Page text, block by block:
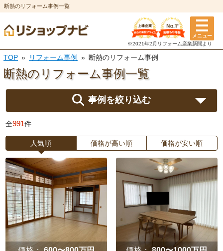
断熱のリフォーム事例一覧
メニュー
※2021年2月リフォーム産業新聞より
TOP リフォーム事例 断熱のリフォーム事例
断熱のリフォーム事例一覧
事例を絞り込む
全991件
人気順 価格が高い順 価格が安い順